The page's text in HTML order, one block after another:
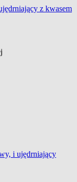
z kwasem
i ujędrniający